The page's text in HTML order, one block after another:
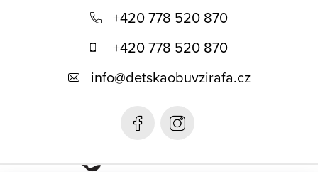
+420 778 520 870
+420 778 520 870
info@detskaobuvzirafa.cz